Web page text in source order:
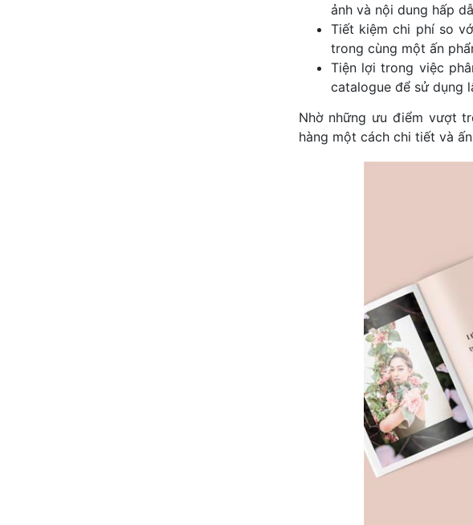
ảnh và nội dung hấp
Tiết kiệm chi phí so
trong cùng một ấn
Tiện lợi trong việc
catalogue để sử dụng
Nhờ những ưu điểm vượt
hàng một cách chi tiết và